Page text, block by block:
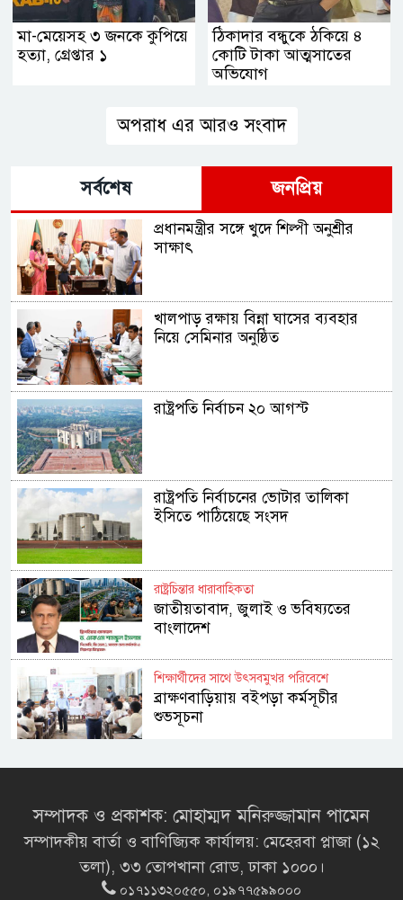
মা-মেয়েসহ ৩ জনকে কুপিয়ে
হত্যা, গ্রেপ্তার ১
ঠিকাদার বন্ধুকে ঠকিয়ে ৪
কোটি টাকা আত্মসাতের
অভিযোগ
অপরাধ এর আরও সংবাদ
সর্বশেষ জনপ্রিয়
প্রধানমন্ত্রীর সঙ্গে খুদে শিল্পী অনুশ্রীর
সাক্ষাৎ
খালপাড় রক্ষায় বিন্না ঘাসের ব্যবহার
নিয়ে সেমিনার অনুষ্ঠিত
রাষ্ট্রপতি নির্বাচন ২০ আগস্ট
রাষ্ট্রপতি নির্বাচনের ভোটার তালিকা
ইসিতে পাঠিয়েছে সংসদ
রাষ্ট্রচিন্তার ধারাবাহিকতা
জাতীয়তাবাদ, জুলাই ও ভবিষ্যতের
বাংলাদেশ
শিক্ষার্থীদের সাথে উৎসবমুখর পরিবেশে
ব্রাক্ষণবাড়িয়ায় বইপড়া কর্মসূচীর
শুভসূচনা
মালয়েশিয়ায় মারামারি করে তিন
৪ বিয়ের পর অন্য নারীর ঘরে জামায়াত
সমর্থক!
সম্পাদক ও প্রকাশক: মোহাম্মদ মনিরুজ্জামান পামেন
সম্পাদকীয় বার্তা ও বাণিজ্যিক কার্যালয়: মেহেরবা প্লাজা (১২
তলা), ৩৩ তোপখানা রোড, ঢাকা ১০০০।
০১৭১১৩২০৫৫০, ০১৯৭৭৫৯৯০০০